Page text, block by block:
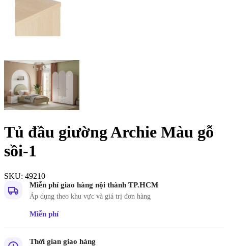
Tủ đầu giường Archie Màu gỗ
sồi-1
SKU: 49210
Miễn phí giao hàng nội thành TP.HCM
Áp dụng theo khu vực và giá trị đơn hàng
Miễn phí
Thời gian giao hàng